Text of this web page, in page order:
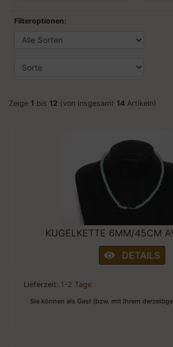
Filteroptionen:
Zeige 1 bis 12 (von insgesamt 14 Artikeln)
KUGELKETTE 6MM/45CM
DETAILS
Lieferzeit: 1-2 Tage
Sie können als Gast (bzw. mit Ihrem